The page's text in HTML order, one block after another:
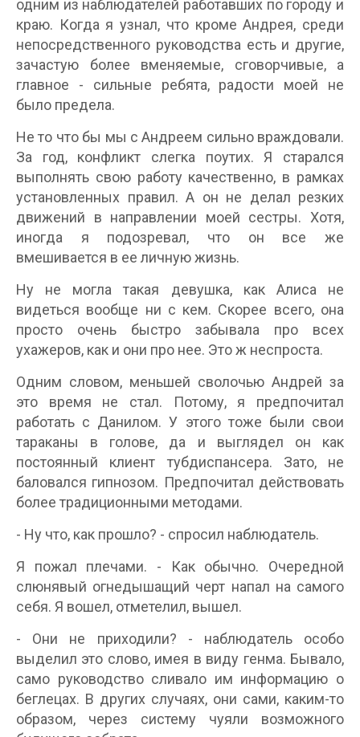
одним из наблюдателей работавших по городу и
краю. Когда я узнал, что кроме Андрея, среди
непосредственного руководства есть и другие,
зачастую более вменяемые, сговорчивые, а
главное - сильные ребята, радости моей не
было предела.
Не то что бы мы с Андреем сильно враждовали.
За год, конфликт слегка поутих. Я старался
выполнять свою работу качественно, в рамках
установленных правил. А он не делал резких
движений в направлении моей сестры. Хотя,
иногда я подозревал, что он все же
вмешивается в ее личную жизнь.
Ну не могла такая девушка, как Алиса не
видеться вообще ни с кем. Скорее всего, она
просто очень быстро забывала про всех
ухажеров, как и они про нее. Это ж неспроста.
Одним словом, меньшей сволочью Андрей за
это время не стал. Потому, я предпочитал
работать с Данилом. У этого тоже были свои
тараканы в голове, да и выглядел он как
постоянный клиент тубдиспансера. Зато, не
баловался гипнозом. Предпочитал действовать
более традиционными методами.
- Ну что, как прошло? - спросил наблюдатель.
Я пожал плечами. - Как обычно. Очередной
слюнявый огнедышащий черт напал на самого
себя. Я вошел, отметелил, вышел.
- Они не приходили? - наблюдатель особо
выделил это слово, имея в виду генма. Бывало,
само руководство сливало им информацию о
беглецах. В других случаях, они сами, каким-то
образом, через систему чуяли возможного